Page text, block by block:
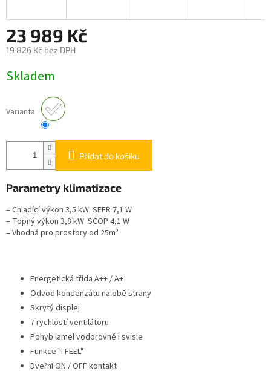
23 989 Kč
19 826 Kč bez DPH
cena:
Skladem
Varianta
Přidat do košíku
Parametry klimatizace
– Chladící výkon 3,5 kW SEER 7,1 W
– Topný výkon 3,8 kW SCOP 4,1 W
– Vhodná pro prostory od 25m²
Energetická třída A++ / A+
Odvod kondenzátu na obě strany
Skrytý displej
7 rychlostí ventilátoru
Pohyb lamel vodorovně i svisle
Funkce "I FEEL"
Dveřní ON / OFF kontakt